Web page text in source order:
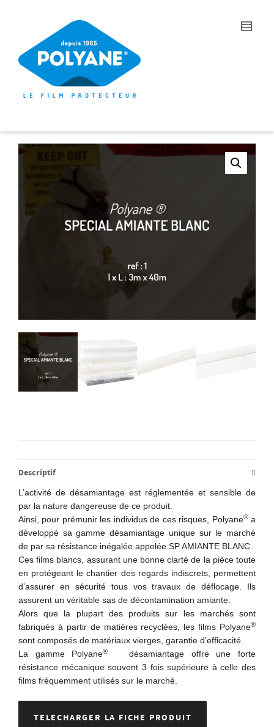
I'm looking for
.
Show me the
Super Search
Descriptif
L’activité de désamiantage est réglementée et sensible de
par la nature dangereuse de ce produit.
Ainsi, pour prémunir les individus de ces risques, Polyane®a
développé sa gamme désamiantage unique sur le marché
de par sa résistance inégalée appelée SP AMIANTE BLANC.
Ces films blancs, assurant une bonne clarté de la pièce toute
en protégeant le chantier des regards indiscrets, permettent
d’assurer en sécurité tous vos travaux de déflocage. Ils
assurent un véritable sas de décontamination amiante.
Alors que la plupart des produits sur les marchés sont
fabriqués à partir de matières recyclées, les films Polyane®
sont composés de matériaux vierges, garantie d’efficacité.
La gamme Polyane®
désamiantage offre une forte
résistance mécanique souvent 3 fois supérieure à celle des
films fréquemment utilisés sur le marché.
TELECHARGER LA FICHE PRODUIT